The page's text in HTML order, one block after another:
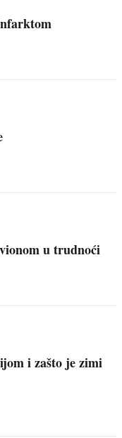
u trudnoći
i zašto je zimi